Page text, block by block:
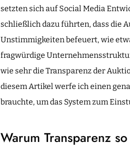
setzten sich auf Social Media
schließlich dazu führten, dass die
Unstimmigkeiten befeuert, wie
fragwürdige
wie sehr die Transparenz der
diesem Artikel werfe ich einen
brauchte, um das System zum
Warum Transparenz